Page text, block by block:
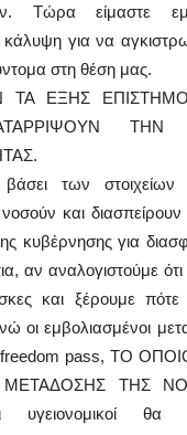
Τώρα είμαστε
κάλυψη για να
στη θέση μας.
ΤΑ ΕΞΗΣ
ΤΗΝ
βάσει των
νοσούν και
κυβέρνησης για
αν αναλογιστούμε
και ξέρουμε πότε
οι εμβολιασμένοι
freedom pass, TO
ΜΕΤΑΔΟΣΗΣ ΤΗΣ
θα